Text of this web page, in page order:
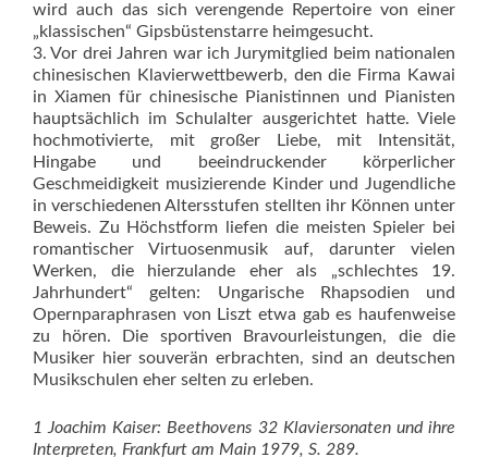
wird auch das sich verengende Repertoire von einer
„klassischen“ Gipsbüs­tenstarre heimgesucht.
3. Vor drei Jahren war ich Jurymitglied beim nationalen
chinesischen Klavierwettbewerb, den die Firma Kawai
in Xiamen für chinesische Pianistinnen und Pianisten
hauptsächlich im Schulalter ausgerichtet hatte. Viele
hochmotivierte, mit großer Liebe, mit Intensität,
Hingabe und beeindruckender körperlicher
Geschmeidigkeit musizierende Kinder und Jugendliche
in verschiedenen Altersstufen stellten ihr Können unter
Beweis. Zu Höchstform liefen die meisten Spieler bei
romantischer Virtuosenmusik auf, darunter vielen
Werken, die hierzulande eher als „schlech­tes 19.
Jahrhundert“ gelten: Ungarische Rhap­sodien und
Opernparaphrasen von Liszt etwa gab es haufenweise
zu hören. Die sportiven Bravourleistungen, die die
Musiker hier souverän erbrachten, sind an deutschen
Musikschulen eher selten zu erleben.
1 Joachim Kaiser: Beethovens 32 Klaviersonaten und ­ihre
Interpreten, Frankfurt am Main 1979, S. 289.